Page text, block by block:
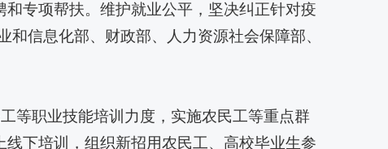
专项帮扶。维护就业公平，坚决纠正针对疫
信息化部、财政部、人力资源社会保障部、
等职业技能培训力度，实施农民工等重点群
下培训，组织新招用农民工、高校毕业生参